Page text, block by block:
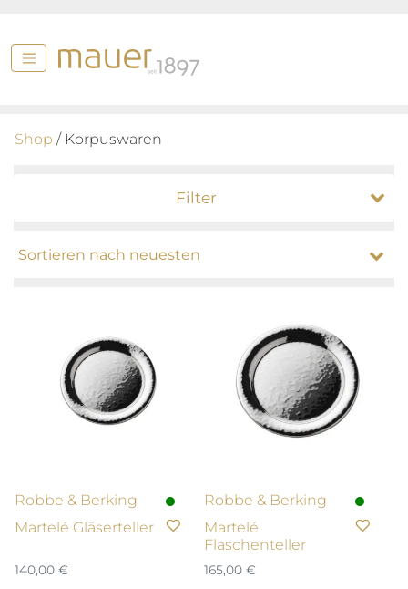
Shop / Korpuswaren
Filter
Robbe & Berking
Martelé Gläserteller
140,00 €
Robbe & Berking
Martelé
Flaschenteller
165,00 €